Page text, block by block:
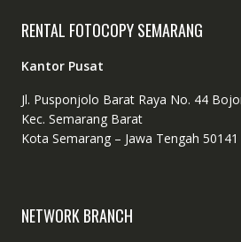
RENTAL FOTOCOPY SEMARANG
Kantor Pusat
Jl. Pusponjolo Barat Raya No. 44
Kec. Semarang Barat
Kota Semarang – Jawa Tengah 50141
NETWORK BRANCH